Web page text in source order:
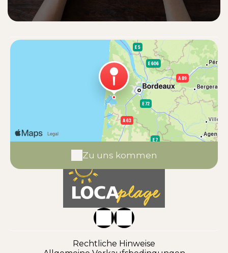
Zu uns kommen
Rechtliche Hinweise